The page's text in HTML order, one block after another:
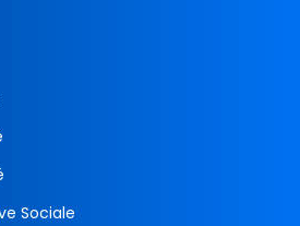
Sociale